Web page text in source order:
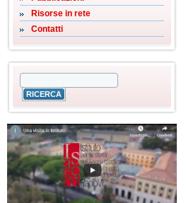
Risorse in rete
Contatti